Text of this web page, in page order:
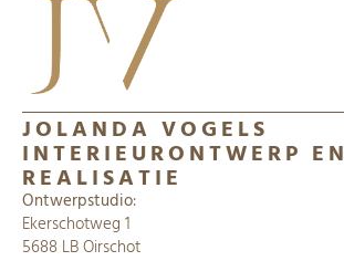
JOLANDA VOGELS
INTERIEURONTWERP EN
REALISATIE
Ontwerpstudio:
Ekerschotweg 1
5688 LB Oirschot